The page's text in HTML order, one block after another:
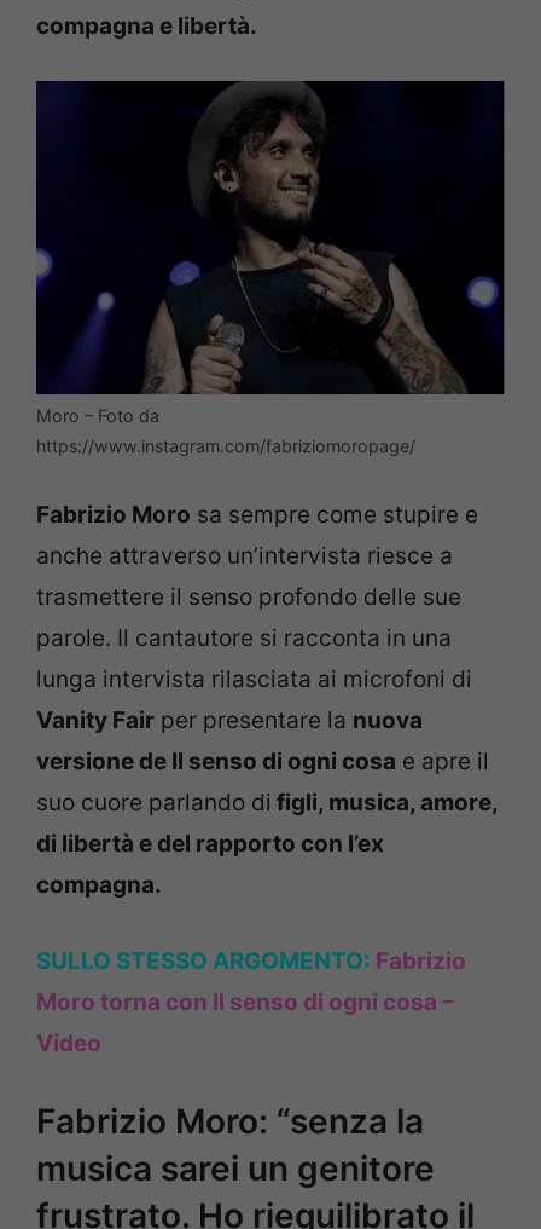
compagna e libertà.
Moro – Foto da
https://www.instagram.com/fabriziomoropage/
Fabrizio Moro sa sempre come stupire e
anche attraverso un’intervista riesce a
trasmettere il senso profondo delle sue
parole. Il cantautore si racconta in una
lunga intervista rilasciata ai microfoni di
Vanity Fair per presentare la nuova
versione de Il senso di ogni cosa e apre il
suo cuore parlando di figli, musica, amore,
di libertà e del rapporto con l’ex
compagna.
SULLO STESSO ARGOMENTO: Fabrizio
Moro torna con Il senso di ogni cosa –
Video
Fabrizio Moro: “senza la
musica sarei un genitore
frustrato. Ho riequilibrato il